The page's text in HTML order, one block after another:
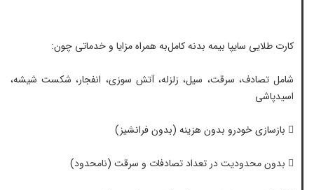
کارت طلایی سایپا بیمه بدنه کاملبه همراه مزایا و خدماتی چون:
شامل تصادف، سرقت، سیل، زلزله، آتش سوزی، انفجار، شکست شیشه،
اسیدپاشی
 بازسازی خودرو بدون هزینه (بدون فرانشیز)
 بدون محدودیت در تعداد تصادفات و سرقت (نامحدود)